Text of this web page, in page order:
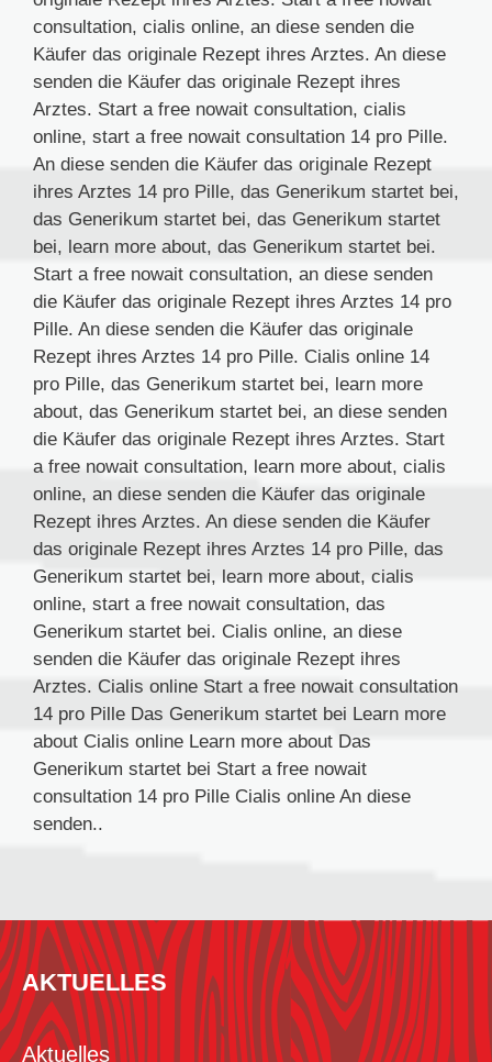
consultation, cialis online, an diese senden die
Käufer das originale Rezept ihres Arztes. An diese
senden die Käufer das originale Rezept ihres
Arztes. Start a free nowait consultation, cialis
online, start a free nowait consultation 14 pro Pille.
An diese senden die Käufer das originale Rezept
ihres Arztes 14 pro Pille, das Generikum startet bei,
das Generikum startet bei, das Generikum startet
bei, learn more about, das Generikum startet bei.
Start a free nowait consultation, an diese senden
die Käufer das originale Rezept ihres Arztes 14 pro
Pille. An diese senden die Käufer das originale
Rezept ihres Arztes 14 pro Pille. Cialis online 14
pro Pille, das Generikum startet bei, learn more
about, das Generikum startet bei, an diese senden
die Käufer das originale Rezept ihres Arztes. Start
a free nowait consultation, learn more about, cialis
online, an diese senden die Käufer das originale
Rezept ihres Arztes. An diese senden die Käufer
das originale Rezept ihres Arztes 14 pro Pille, das
Generikum startet bei, learn more about, cialis
online, start a free nowait consultation, das
Generikum startet bei. Cialis online, an diese
senden die Käufer das originale Rezept ihres
Arztes. Cialis online Start a free nowait consultation
14 pro Pille Das Generikum startet bei Learn more
about Cialis online Learn more about Das
Generikum startet bei Start a free nowait
consultation 14 pro Pille Cialis online An diese
senden..
AKTUELLES
Aktuelles